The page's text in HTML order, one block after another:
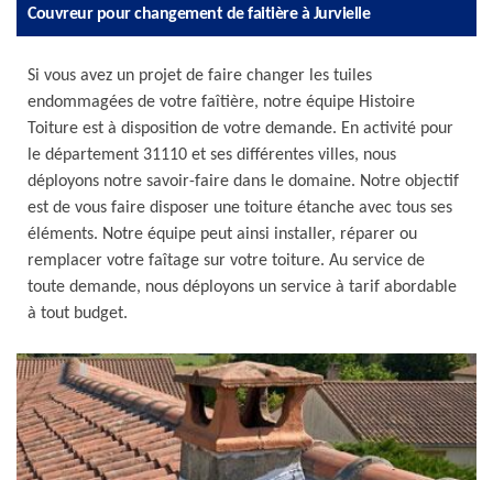
Couvreur pour changement de faitière à Jurvielle
Si vous avez un projet de faire changer les tuiles
endommagées de votre faîtière, notre équipe Histoire
Toiture est à disposition de votre demande. En activité pour
le département 31110 et ses différentes villes, nous
déployons notre savoir-faire dans le domaine. Notre objectif
est de vous faire disposer une toiture étanche avec tous ses
éléments. Notre équipe peut ainsi installer, réparer ou
remplacer votre faîtage sur votre toiture. Au service de
toute demande, nous déployons un service à tarif abordable
à tout budget.